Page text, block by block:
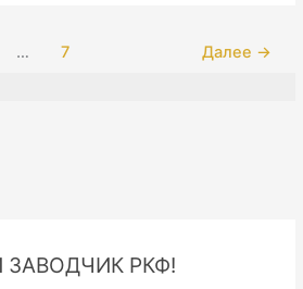
… 7 Далее →
РКФ!